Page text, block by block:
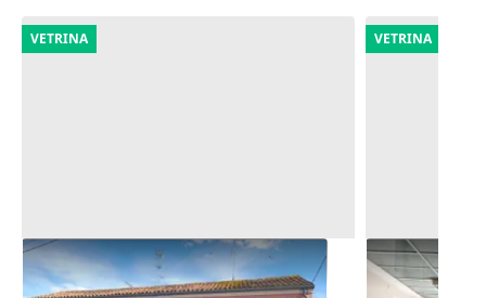
VETRINA
Asta Quota 1/6 di locale
commerciale e alloggio
VETRINA
Asta